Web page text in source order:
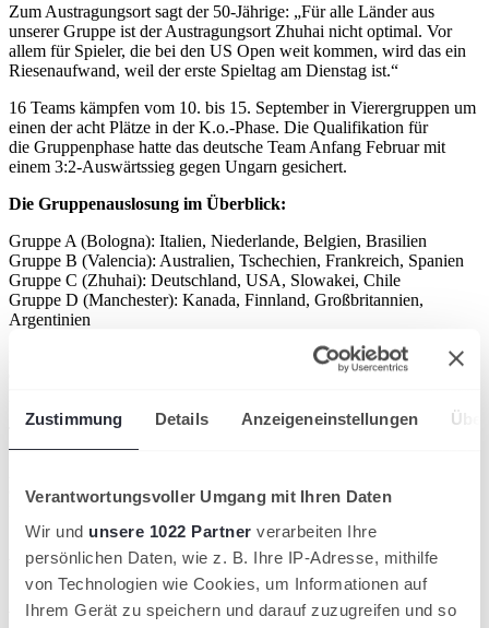
Zustimmung Details Anzeigeneinstellungen
Verantwortungsvoller Umgang mit Ihren Daten
Wir und unsere 1022 Partner verarbeiten Ihre
persönlichen Daten, wie z. B. Ihre IP-Adresse, mithilfe
von Technologien wie Cookies, um Informationen auf
Ihrem Gerät zu speichern und darauf zuzugreifen und so
Zum Austragungsort sagt der 50-Jährige: „Für alle Länder aus
unserer Gruppe ist der Austragungsort Zhuhai nicht optimal. Vor
allem für Spieler, die bei den US Open weit kommen, wird das ein
Riesenaufwand, weil der erste Spieltag am Dienstag ist.“
16 Teams kämpfen vom 10. bis 15. September in Vierergruppen um
einen der acht Plätze in der K.o.-Phase. Die Qualifikation für
die Gruppenphase hatte das deutsche Team Anfang Februar mit
einem 3:2-Auswärtssieg gegen Ungarn gesichert.
Die Gruppenauslosung im Überblick:
Gruppe A (Bologna): Italien, Niederlande, Belgien, Brasilien
Gruppe B (Valencia): Australien, Tschechien, Frankreich, Spanien
Gruppe C (Zhuhai): Deutschland, USA, Slowakei, Chile
Gruppe D (Manchester): Kanada, Finnland, Großbritannien,
Argentinien
Für die K.o.-Phase qualifizieren sich die beiden besten Teams jeder
Gruppe. Beim Final 8 in Málaga spielen sie dann vom 19. bis 24.
Teamchef Michael Kohlmann möchte da in jedem Fall dabei sein:
„Man kann aktuell nur spekulieren, wie die Nationen aufstellen.
Gruppenzusammensetzung, bei der es unser aller Ziel sein sollte, die
Finals in Málaga zu erreichen.“
Artikel teilen
Ähnliche News